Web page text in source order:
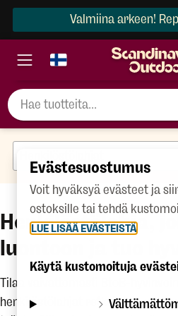
Valmiina arkeen!
Henkilöstölahja,
luontoon ja tuo
Tilaa vaivattomasti BtoB-
henkilöstölahjat retkeily- ja
Evästesuostumus
Voit hyväksyä evästeet ja
ostoksille tai tehdä
LUE LISÄÄ EVÄSTEISTÄ
Käytä kustomoituja